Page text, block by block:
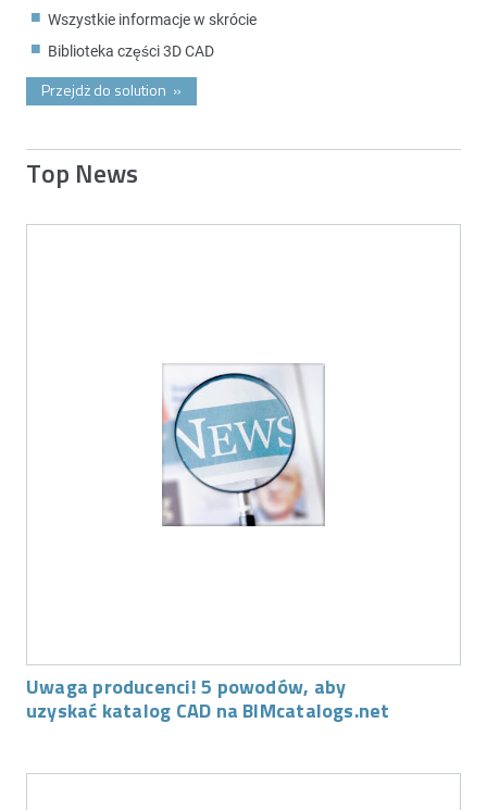
Wszystkie informacje w skrócie
Biblioteka części 3D CAD
Przejdż do solution »
Top News
Uwaga producenci! 5 powodów, aby
uzyskać katalog CAD na BIMcatalogs.net